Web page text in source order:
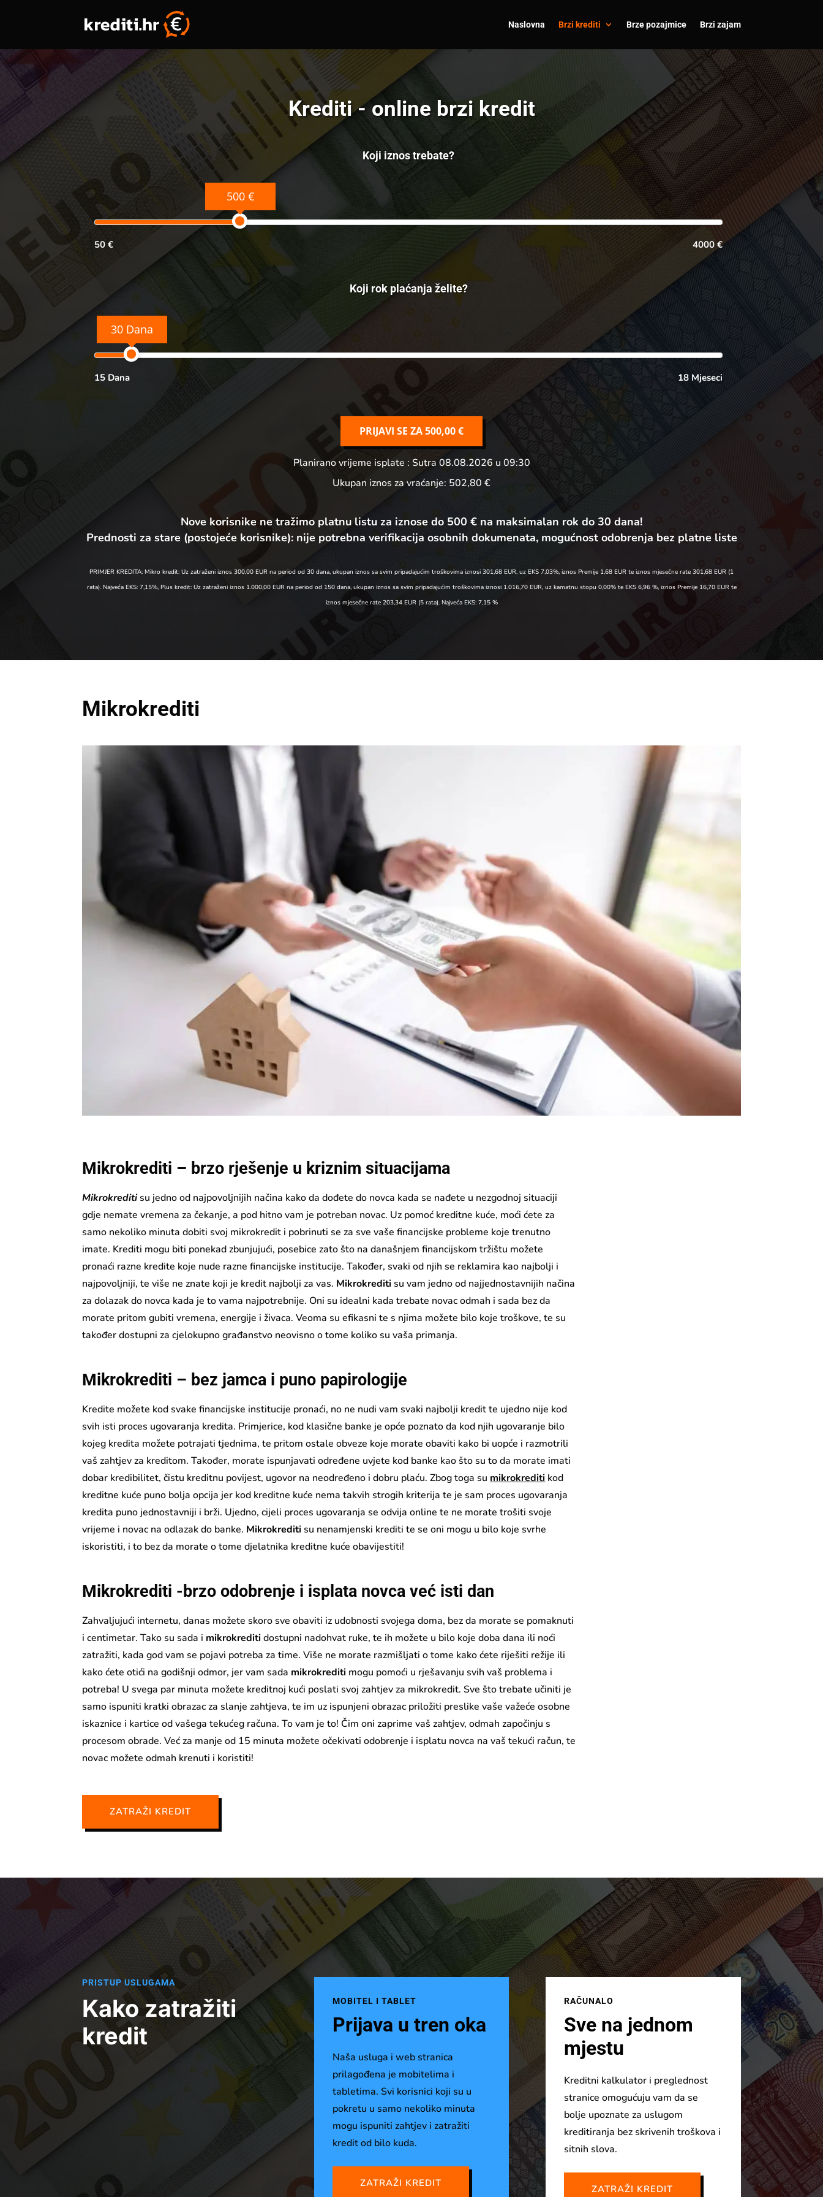
Naslovna Brzi krediti Brze pozajmice Brzi zajam
Krediti - online brzi kredit
Koji iznos trebate?
500 €
50 € 4000 €
Koji rok plaćanja želite?
30 Dana
15 Dana 18 Mjeseci
PRIJAVI SE ZA500,00 €
Planirano vrijeme isplate : Sutra 08.08.2026 u 09:30
Ukupan iznos za vraćanje: 502,80 €
Nove korisnike ne tražimo platnu listu za iznose do 500 € na maksimalan rok do 30 dana!
Prednosti za stare (postojeće korisnike): nije potrebna verifikacija osobnih dokumenata, mogućnost odobrenja bez platne liste
PRIMJER KREDITA: Mikro kredit: Uz zatraženi iznos 300,00 EUR na period od 30 dana, ukupan iznos sa svim pripadajućim troškovima iznosi 301,68 EUR, uz EKS 7,03%, iznos Premije 1,68 EUR te iznos mjesečne rate 301,68 EUR (1
rata). Najveća EKS: 7,15%, Plus kredit: Uz zatraženi iznos 1.000,00 EUR na period od 150 dana, ukupan iznos sa svim pripadajućim troškovima iznosi 1.016,70 EUR, uz kamatnu stopu 0,00% te EKS 6,96 %, iznos Premije 16,70 EUR te
iznos mjesečne rate 203,34 EUR (5 rata). Najveća EKS: 7,15 %
Mikrokrediti
Mikrokrediti – brzo rješenje u kriznim situacijama
Mikrokreditisu jedno od najpovoljnijih načina kako da dođete do novca kada se nađete u nezgodnoj situaciji
gdje nemate vremena za čekanje, a pod hitno vam je potreban novac. Uz pomoć kreditne kuće, moći ćete za
samo nekoliko minuta dobiti svoj mikrokredit i pobrinuti se za sve vaše financijske probleme koje trenutno
imate. Krediti mogu biti ponekad zbunjujući, posebice zato što na današnjem financijskom tržištu možete
pronaći razne kredite koje nude razne financijske institucije. Također, svaki od njih se reklamira kao najbolji i
najpovoljniji, te više ne znate koji je kredit najbolji za vas. Mikrokreditisu vam jedno od najjednostavnijih načina
za dolazak do novca kada je to vama najpotrebnije. Oni su idealni kada trebate novac odmah i sada bez da
morate pritom gubiti vremena, energije i živaca. Veoma su efikasni te s njima možete bilo koje troškove, te su
također dostupni za cjelokupno građanstvo neovisno o tome koliko su vaša primanja.
Mikrokrediti – bez jamca i puno papirologije
Kredite možete kod svake financijske institucije pronaći, no ne nudi vam svaki najbolji kredit te ujedno nije kod
svih isti proces ugovaranja kredita. Primjerice, kod klasične banke je opće poznato da kod njih ugovaranje bilo
kojeg kredita možete potrajati tjednima, te pritom ostale obveze koje morate obaviti kako bi uopće i razmotrili
vaš zahtjev za kreditom. Također, morate ispunjavati određene uvjete kod banke kao što su to da morate imati
dobar kredibilitet, čistu kreditnu povijest, ugovor na neodređeno i dobru plaću. Zbog toga su mikrokrediti kod
kreditne kuće puno bolja opcija jer kod kreditne kuće nema takvih strogih kriterija te je sam proces ugovaranja
kredita puno jednostavniji i brži. Ujedno, cijeli proces ugovaranja se odvija online te ne morate trošiti svoje
vrijeme i novac na odlazak do banke. Mikrokreditisu nenamjenski krediti te se oni mogu u bilo koje svrhe
iskoristiti, i to bez da morate o tome djelatnika kreditne kuće obavijestiti!
Mikrokrediti -brzo odobrenje i isplata novca već isti dan
Zahvaljujući internetu, danas možete skoro sve obaviti iz udobnosti svojega doma, bez da morate se pomaknuti
i centimetar. Tako su sada i mikrokreditidostupni nadohvat ruke, te ih možete u bilo koje doba dana ili noći
zatražiti, kada god vam se pojavi potreba za time. Više ne morate razmišljati o tome kako ćete riješiti režije ili
kako ćete otići na godišnji odmor, jer vam sada mikrokrediti mogu pomoći u rješavanju svih vaš problema i
potreba! U svega par minuta možete kreditnoj kući poslati svoj zahtjev za mikrokredit. Sve što trebate učiniti je
samo ispuniti kratki obrazac za slanje zahtjeva, te im uz ispunjeni obrazac priložiti preslike vaše važeće osobne
iskaznice i kartice od vašega tekućeg računa. To vam je to! Čim oni zaprime vaš zahtjev, odmah započinju s
procesom obrade. Već za manje od 15 minuta možete očekivati odobrenje i isplatu novca na vaš tekući račun, te
novac možete odmah krenuti i koristiti!
ZATRAŽI KREDIT
PRISTUP USLUGAMA
Kako zatražiti
kredit
MOBITEL I TABLET
Prijava u tren oka
Naša usluga i web stranica
prilagođena je mobitelima i
tabletima. Svi korisnici koji su u
pokretu u samo nekoliko minuta
mogu ispuniti zahtjev i zatražiti
kredit od bilo kuda.
ZATRAŽI KREDIT
RAČUNALO
Sve na jednom
mjestu
Kreditni kalkulator i preglednost
stranice omogućuju vam da se
bolje upoznate za uslugom
kreditiranja bez skrivenih troškova i
sitnih slova.
ZATRAŽI KREDIT